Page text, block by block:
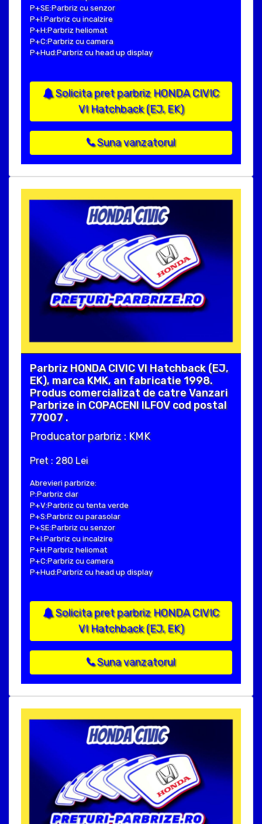
P+SE:Parbriz cu senzor
P+I:Parbriz cu incalzire
P+H:Parbriz heliomat
P+C:Parbriz cu camera
P+Hud:Parbriz cu head up display
Solicita pret parbriz HONDA CIVIC
VI Hatchback (EJ, EK)
Suna vanzatorul
Parbriz HONDA CIVIC VI Hatchback (EJ,
EK), marca KMK, an fabricatie 1998.
Produs comercializat de catre Vanzari
Parbrize in COPACENI ILFOV cod postal
77007 .
Producator parbriz : KMK
Pret : 280 Lei
Abrevieri parbrize:
P:Parbriz clar
P+V:Parbriz cu tenta verde
P+S:Parbriz cu parasolar
P+SE:Parbriz cu senzor
P+I:Parbriz cu incalzire
P+H:Parbriz heliomat
P+C:Parbriz cu camera
P+Hud:Parbriz cu head up display
Solicita pret parbriz HONDA CIVIC
VI Hatchback (EJ, EK)
Suna vanzatorul